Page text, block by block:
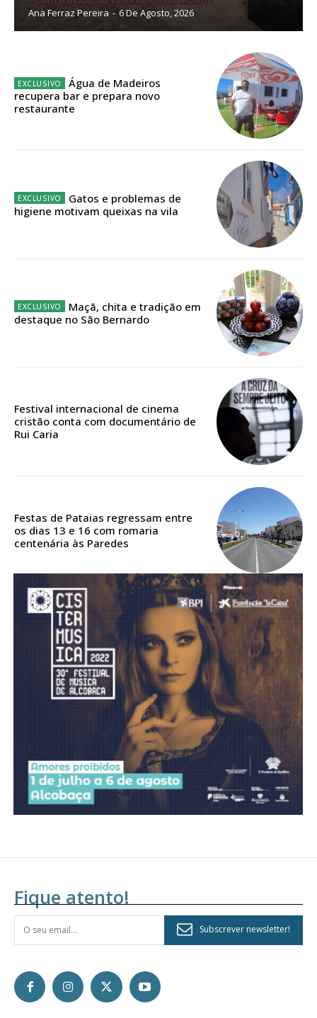
Sendo assinante terá acesso a todos os conteúdos exclusivos e versões
12 meses
Edição em papel entregue à Quinta-feira em sua
Acesso ao conteúdo online
Acesso aos conteúdos Exclusivos para
16€
Acesso ao conteúdo online
Acesso aos conteúdos Exclusivos para
assinantes
Ofertas para assinatura anual
Escolha o plano
Ana Ferraz Pereira - 6 De Agosto, 2026
Água de Madeiros
recupera bar e prepara novo
restaurante
Gatos e problemas de
higiene motivam queixas na vila
Maçã, chita e tradição em
destaque no São Bernardo
Festival internacional de cinema
cristão conta com documentário de
Rui Caria
Festas de Pataias regressam entre
os dias 13 e 16 com romaria
centenária às Paredes
Fique atento!
Subscrever newsletter!